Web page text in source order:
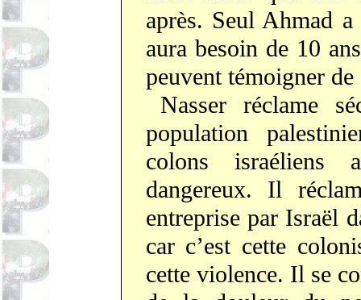
après. Seul Ahmad
aura besoin de 10
peuvent témoigner de
Nasser réclame
population
colons israéliens
dangereux. Il
entreprise par Israël
car c’est cette
cette violence. Il se